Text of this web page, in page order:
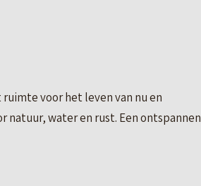
voor het leven van nu en
water en rust. Een ontspannen